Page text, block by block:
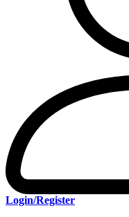
Login/Register